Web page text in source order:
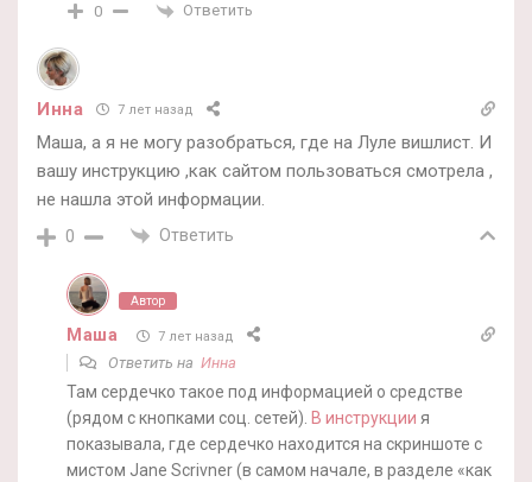
0 Ответить
Инна 7 лет назад
Маша, а я не могу разобраться, где на Луле вишлист. И
вашу инструкцию ,как сайтом пользоваться смотрела ,
не нашла этой информации.
0 Ответить
Автор
Маша 7 лет назад
Ответить на Инна
Там сердечко такое под информацией о средстве
(рядом с кнопками соц. сетей). В инструкции я
показывала, где сердечко находится на скриншоте с
мистом Jane Scrivner (в самом начале, в разделе «как